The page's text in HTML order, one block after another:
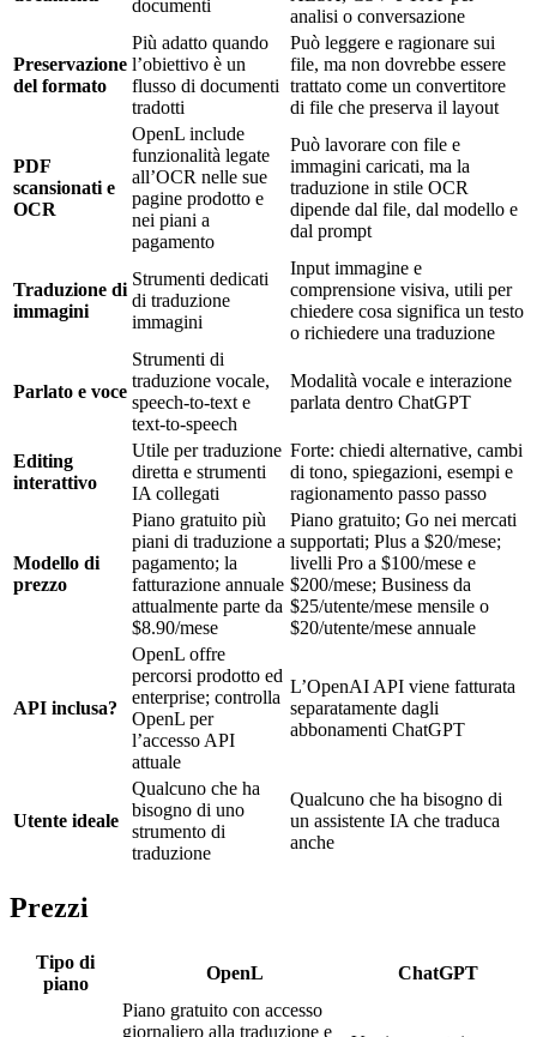
documenti
analisi o conversazione
Preservazione
del formato
Più adatto quando
l’obiettivo è un
flusso di documenti
tradotti
Può leggere e ragionare sui
file, ma non dovrebbe essere
trattato come un convertitore
di file che preserva il layout
PDF
scansionati e
OCR
OpenL include
funzionalità legate
all’OCR nelle sue
pagine prodotto e
nei piani a
pagamento
Può lavorare con file e
immagini caricati, ma la
traduzione in stile OCR
dipende dal file, dal modello e
dal prompt
Traduzione di
immagini
Strumenti dedicati
di traduzione
immagini
Input immagine e
comprensione visiva, utili per
chiedere cosa significa un testo
o richiedere una traduzione
Parlato e voce
Strumenti di
traduzione vocale,
speech-to-text e
text-to-speech
Modalità vocale e interazione
parlata dentro ChatGPT
Editing
interattivo
Utile per traduzione
diretta e strumenti
IA collegati
Forte: chiedi alternative, cambi
di tono, spiegazioni, esempi e
ragionamento passo passo
Modello di
prezzo
Piano gratuito più
piani di traduzione a
pagamento; la
fatturazione annuale
attualmente parte da
$8.90/mese
Piano gratuito; Go nei mercati
supportati; Plus a $20/mese;
livelli Pro a $100/mese e
$200/mese; Business da
$25/utente/mese mensile o
$20/utente/mese annuale
API inclusa?
OpenL offre
percorsi prodotto ed
enterprise; controlla
OpenL per
l’accesso API
attuale
L’OpenAI API viene fatturata
separatamente dagli
abbonamenti ChatGPT
Utente ideale
Qualcuno che ha
bisogno di uno
strumento di
traduzione
Qualcuno che ha bisogno di
un assistente IA che traduca
anche
Prezzi
Tipo di
piano
OpenL ChatGPT
Piano gratuito con accesso
giornaliero alla traduzione e